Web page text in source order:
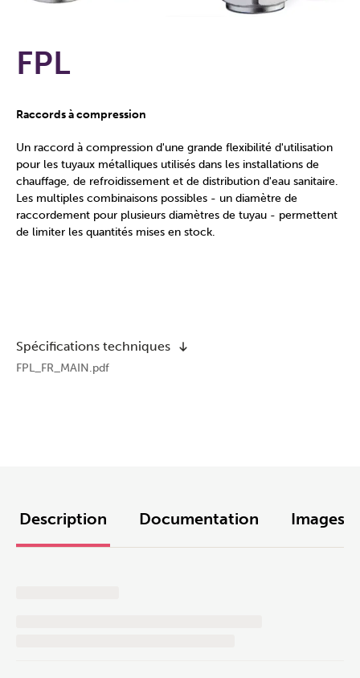
FPL
Raccords à compression
Un raccord à compression d'une grande flexibilité d'utilisation
pour les tuyaux métalliques utilisés dans les installations de
chauffage, de refroidissement et de distribution d'eau sanitaire.
Les multiples combinaisons possibles - un diamètre de
raccordement pour plusieurs diamètres de tuyau - permettent
de limiter les quantités mises en stock.
Spécifications techniques
FPL_FR_MAIN.pdf
Description Documentation Images